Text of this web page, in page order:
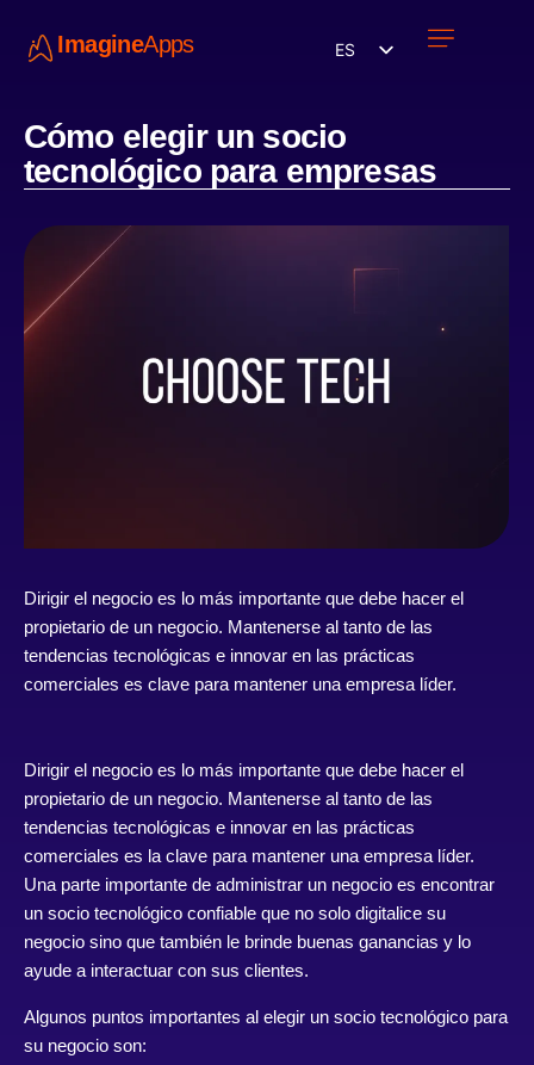
ImagineApps ES
Cómo elegir un socio
tecnológico para empresas
Dirigir el negocio es lo más importante que debe hacer el
propietario de un negocio. Mantenerse al tanto de las
tendencias tecnológicas e innovar en las prácticas
comerciales es clave para mantener una empresa líder.
Dirigir el negocio es lo más importante que debe hacer el
propietario de un negocio. Mantenerse al tanto de las
tendencias tecnológicas e innovar en las prácticas
comerciales es la clave para mantener una empresa líder.
Una parte importante de administrar un negocio es encontrar
un socio tecnológico confiable que no solo digitalice su
negocio sino que también le brinde buenas ganancias y lo
ayude a interactuar con sus clientes.
Algunos puntos importantes al elegir un socio tecnológico para
su negocio son: